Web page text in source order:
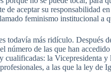
de aceptar su responsabilidad
feminismo institucional a
todavía más ridículo. Después
número de las que han
cualificadas: la Vicepresidenta
a las que la ley de